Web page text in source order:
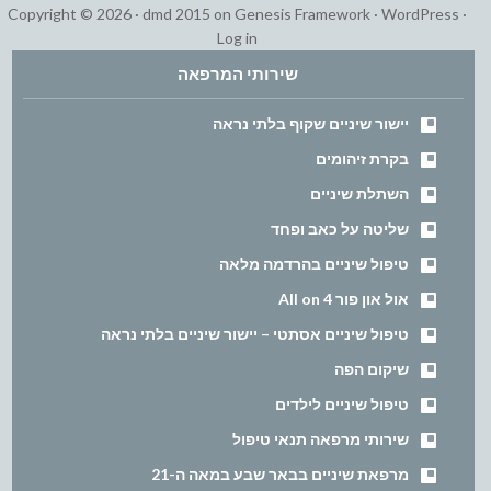
Copyright © 2026 · dmd 2015 on Genesis Framework · WordPress ·
Log in
שירותי המרפאה
יישור שיניים שקוף בלתי נראה
בקרת זיהומים
השתלת שיניים
שליטה על כאב ופחד
טיפול שיניים בהרדמה מלאה
אול און פור All on 4
טיפול שיניים אסתטי – יישור שיניים בלתי נראה
שיקום הפה
טיפול שיניים לילדים
שירותי מרפאה תנאי טיפול
מרפאת שיניים בבאר שבע במאה ה-21